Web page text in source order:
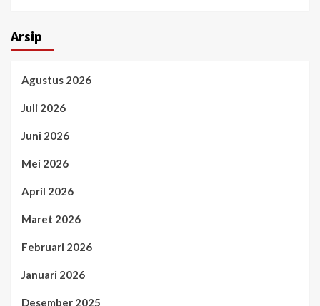
Arsip
Agustus 2026
Juli 2026
Juni 2026
Mei 2026
April 2026
Maret 2026
Februari 2026
Januari 2026
Desember 2025